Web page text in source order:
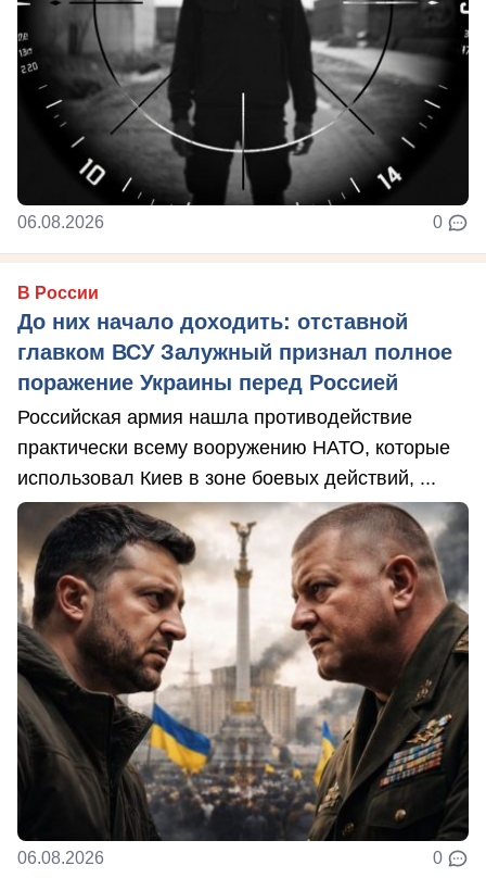
06.08.2026 0
В России
До них начало доходить: отставной
главком ВСУ Залужный признал полное
поражение Украины перед Россией
Российская армия нашла противодействие
практически всему вооружению НАТО, которые
использовал Киев в зоне боевых действий, ...
06.08.2026 0